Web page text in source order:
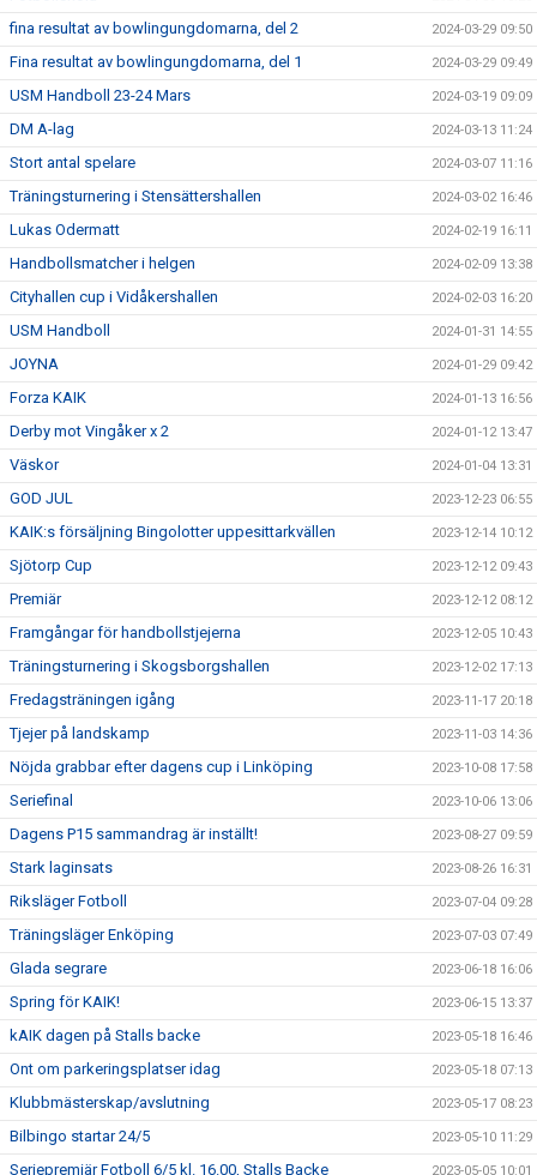
fina resultat av bowlingungdomarna, del 2 2024-03-29 09:50
Fina resultat av bowlingungdomarna, del 1 2024-03-29 09:49
USM Handboll 23-24 Mars 2024-03-19 09:09
DM A-lag 2024-03-13 11:24
Stort antal spelare 2024-03-07 11:16
Träningsturnering i Stensättershallen 2024-03-02 16:46
Lukas Odermatt 2024-02-19 16:11
Handbollsmatcher i helgen 2024-02-09 13:38
Cityhallen cup i Vidåkershallen 2024-02-03 16:20
USM Handboll 2024-01-31 14:55
JOYNA 2024-01-29 09:42
Forza KAIK 2024-01-13 16:56
Derby mot Vingåker x 2 2024-01-12 13:47
Väskor 2024-01-04 13:31
GOD JUL 2023-12-23 06:55
KAIK:s försäljning Bingolotter uppesittarkvällen 2023-12-14 10:12
Sjötorp Cup 2023-12-12 09:43
Premiär 2023-12-12 08:12
Framgångar för handbollstjejerna 2023-12-05 10:43
Träningsturnering i Skogsborgshallen 2023-12-02 17:13
Fredagsträningen igång 2023-11-17 20:18
Tjejer på landskamp 2023-11-03 14:36
Nöjda grabbar efter dagens cup i Linköping 2023-10-08 17:58
Seriefinal 2023-10-06 13:06
Dagens P15 sammandrag är inställt! 2023-08-27 09:59
Stark laginsats 2023-08-26 16:31
Riksläger Fotboll 2023-07-04 09:28
Träningsläger Enköping 2023-07-03 07:49
Glada segrare 2023-06-18 16:06
Spring för KAIK! 2023-06-15 13:37
kAIK dagen på Stalls backe 2023-05-18 16:46
Ont om parkeringsplatser idag 2023-05-18 07:13
Klubbmästerskap/avslutning 2023-05-17 08:23
Bilbingo startar 24/5 2023-05-10 11:29
Seriepremiär Fotboll 6/5 kl. 16.00, Stalls Backe 2023-05-05 10:01